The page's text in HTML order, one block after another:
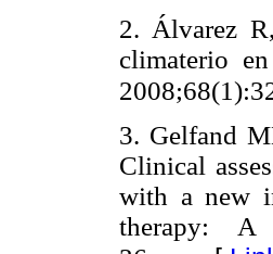
2. Álvarez
climaterio
3. Gelfand
Clinical
with a new
therapy: A